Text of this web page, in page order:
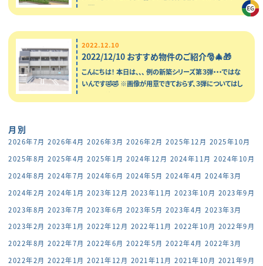
👏…
2022.12.10
2022/12/10 おすすめ物件のご紹介🎅🎄🎁
こんにちは！ 本日は、、、 例の新築シリーズ第３弾・・・ではな
いんです🤣🤣 ※画像が用意できておらず、３弾についてはし
月別
2026年7月 2026年4月 2026年3月 2026年2月 2025年12月 2025年10月
2025年8月 2025年4月 2025年1月 2024年12月 2024年11月 2024年10月
2024年8月 2024年7月 2024年6月 2024年5月 2024年4月 2024年3月
2024年2月 2024年1月 2023年12月 2023年11月 2023年10月 2023年9月
2023年8月 2023年7月 2023年6月 2023年5月 2023年4月 2023年3月
2023年2月 2023年1月 2022年12月 2022年11月 2022年10月 2022年9月
2022年8月 2022年7月 2022年6月 2022年5月 2022年4月 2022年3月
2022年2月 2022年1月 2021年12月 2021年11月 2021年10月 2021年9月